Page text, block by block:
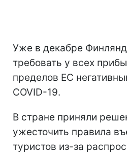
Уже в декабре
требовать у всех
пределов ЕС
COVID-19.
В стране приняли
ужесточить правила
туристов из-за